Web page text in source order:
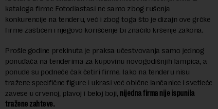
kataloga firme Fotodiastasi ne samo zbog rušenja
konkurencije na tenderu, već i zbog toga što je dizajn ove grčke
firme zaštićen i njegovo korišćenje bi značilo kršenje zakona.
Prošle godine prekinuta je praksa učestvovanja samo jednog
ponuđača na tenderima za kupovinu novogodišnjih lampica, a
ponude su podneče čak četiri firme. Iako na tenderu nisu
tražene specifične figure i ukrasi već obične lančanice i svetleće
zavese u crvenoj, plavoj i beloj boji, nijedna firma nije ispunila
tražene zahteve.